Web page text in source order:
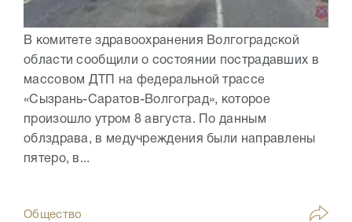
В комитете здравоохранения Волгоградской
области сообщили о состоянии пострадавших в
массовом ДТП на федеральной трассе
«Сызрань-Саратов-Волгоград», которое
произошло утром 8 августа. По данным
облздрава, в медучреждения были направлены
пятеро, в...
Общество